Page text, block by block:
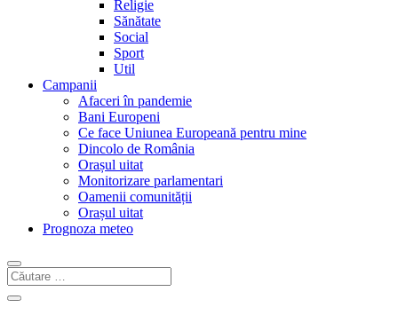
Religie
Sănătate
Social
Sport
Util
Campanii
Afaceri în pandemie
Bani Europeni
Ce face Uniunea Europeană pentru mine
Dincolo de România
Orașul uitat
Monitorizare parlamentari
Oamenii comunității
Orașul uitat
Prognoza meteo